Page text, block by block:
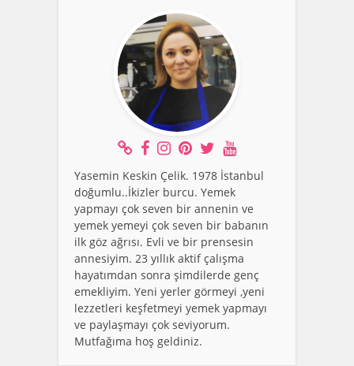
Yasemin Keskin Çelik. 1978 İstanbul
doğumlu..İkizler burcu. Yemek
yapmayı çok seven bir annenin ve
yemek yemeyi çok seven bir babanın
ilk göz ağrısı. Evli ve bir prensesin
annesiyim. 23 yıllık aktif çalışma
hayatımdan sonra şimdilerde genç
emekliyim. Yeni yerler görmeyi ,yeni
lezzetleri keşfetmeyi yemek yapmayı
ve paylaşmayı çok seviyorum.
Mutfağıma hoş geldiniz.